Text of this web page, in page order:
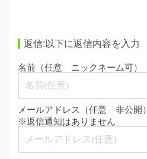
返信:以下に返信内容を入力
名前（任意 ニックネーム可）
メールアドレス（任意 非公開）
※返信通知はありません